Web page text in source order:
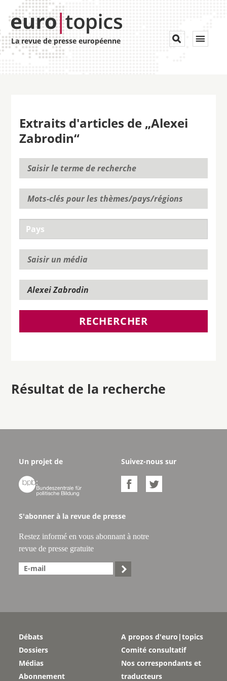
La revue de presse européenne Toggle


Extraits d'articles de „Alexei
Zabrodin“
RECHERCHER
Résultat de la recherche
Un projet de

Suivez-nous sur
 
S'abonner à la revue de presse
Restez informé en vous abonnant à notre
revue de presse gratuite

Débats
Dossiers
Médias
Abonnement
A propos d'euro|topics
Comité consultatif
Nos correspondants et
traducteurs